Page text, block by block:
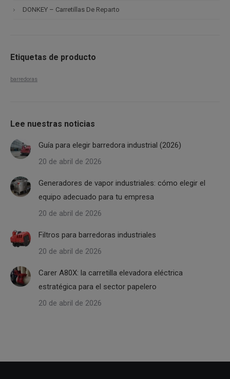
DONKEY – Carretillas De Reparto
Etiquetas de producto
barredoras
Lee nuestras noticias
Guía para elegir barredora industrial (2026)
20 de abril de 2026
Generadores de vapor industriales: cómo elegir el
equipo adecuado para tu empresa
20 de abril de 2026
Filtros para barredoras industriales
20 de abril de 2026
Carer A80X: la carretilla elevadora eléctrica
estratégica para el sector papelero
20 de abril de 2026